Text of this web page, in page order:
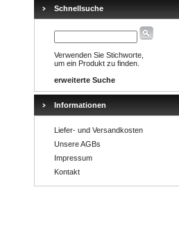
Schnellsuche
Verwenden Sie Stichworte,
um ein Produkt zu finden.
erweiterte Suche
Informationen
Liefer- und Versandkosten
Unsere AGBs
Impressum
Kontakt